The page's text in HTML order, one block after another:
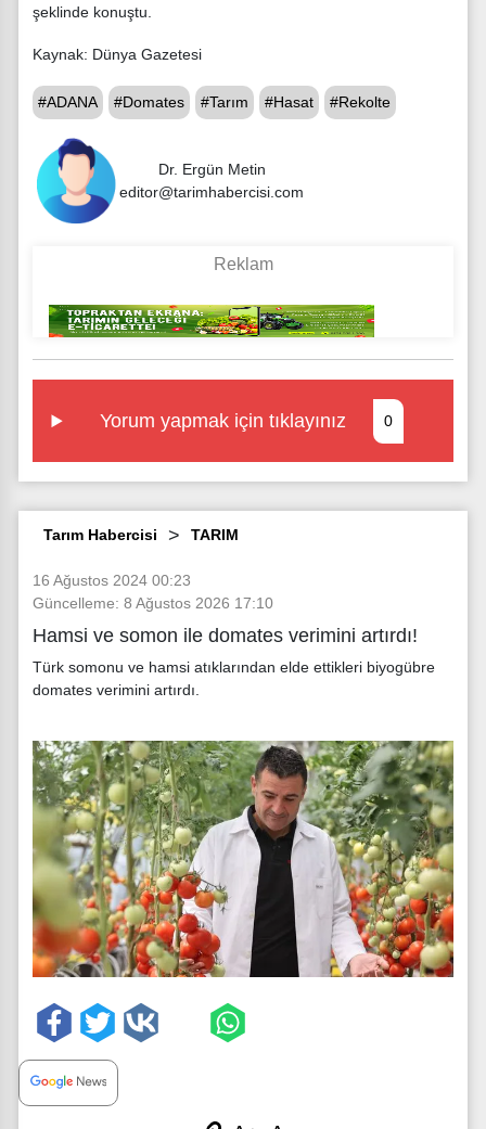
şeklinde konuştu.
Kaynak: Dünya Gazetesi
#ADANA #Domates #Tarım #Hasat #Rekolte
Dr. Ergün Metin
editor@tarimhabercisi.com
Yorum yapmak için tıklayınız 0
Tarım Habercisi TARIM
16 Ağustos 2024 00:23
Güncelleme: 8 Ağustos 2026 17:10
Hamsi ve somon ile domates verimini artırdı!
Türk somonu ve hamsi atıklarından elde ettikleri biyogübre
domates verimini artırdı.